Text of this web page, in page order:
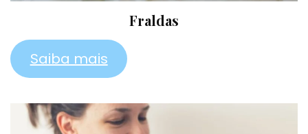
Fraldas
Saiba mais